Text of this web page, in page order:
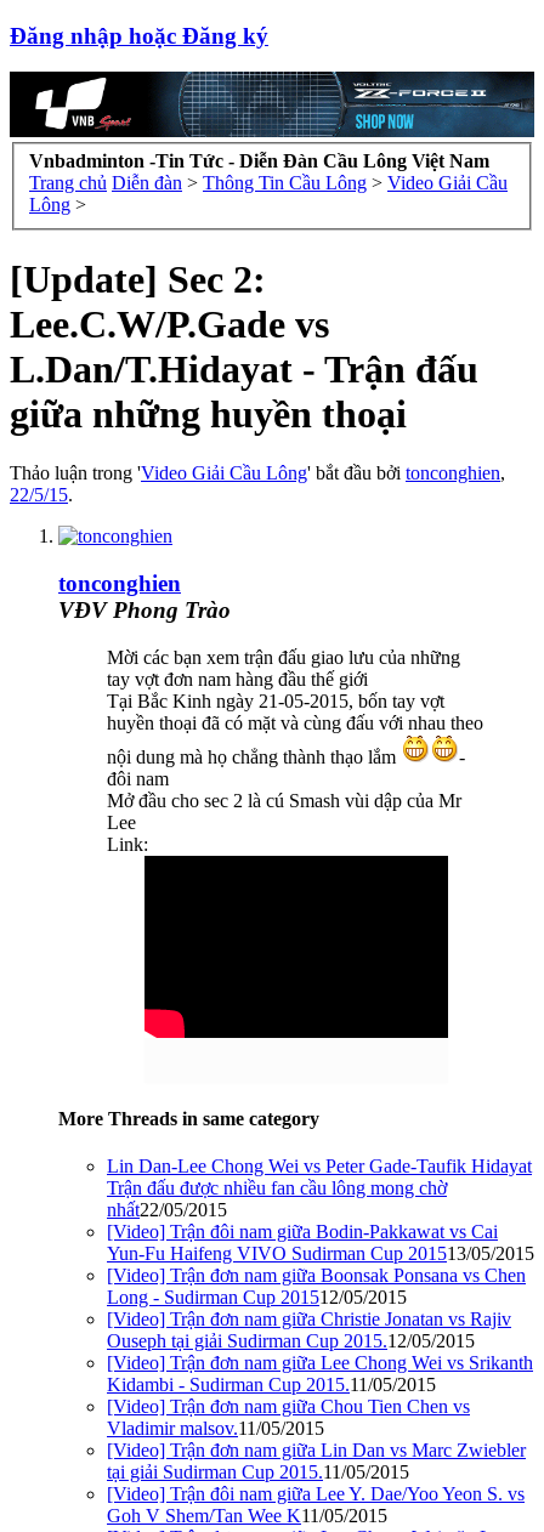
Đăng nhập hoặc Đăng ký
Vnbadminton -Tin Tức - Diễn Đàn Cầu Lông Việt Nam
Trang chủ Diễn đàn > Thông Tin Cầu Lông > Video Giải Cầu
Lông >
[Update] Sec 2:
Lee.C.W/P.Gade vs
L.Dan/T.Hidayat - Trận đấu
giữa những huyền thoại
Thảo luận trong 'Video Giải Cầu Lông' bắt đầu bởi tonconghien,
22/5/15.
tonconghien
VĐV Phong Trào
Mời các bạn xem trận đấu giao lưu của những
tay vợt đơn nam hàng đầu thế giới
Tại Bắc Kinh ngày 21-05-2015, bốn tay vợt
huyền thoại đã có mặt và cùng đấu với nhau theo
nội dung mà họ chẳng thành thạo lắm
-
đôi nam
Mở đầu cho sec 2 là cú Smash vùi dập của Mr
Lee
Link:
More Threads in same category
Lin Dan-Lee Chong Wei vs Peter Gade-Taufik Hidayat
Trận đấu được nhiều fan cầu lông mong chờ
nhất22/05/2015
[Video] Trận đôi nam giữa Bodin-Pakkawat vs Cai
Yun-Fu Haifeng VIVO Sudirman Cup 201513/05/2015
[Video] Trận đơn nam giữa Boonsak Ponsana vs Chen
Long - Sudirman Cup 201512/05/2015
[Video] Trận đơn nam giữa Christie Jonatan vs Rajiv
Ouseph tại giải Sudirman Cup 2015.12/05/2015
[Video] Trận đơn nam giữa Lee Chong Wei vs Srikanth
Kidambi - Sudirman Cup 2015.11/05/2015
[Video] Trận đơn nam giữa Chou Tien Chen vs
Vladimir malsov.11/05/2015
[Video] Trận đơn nam giữa Lin Dan vs Marc Zwiebler
tại giải Sudirman Cup 2015.11/05/2015
[Video] Trận đôi nam giữa Lee Y. Dae/Yoo Yeon S. vs
Goh V Shem/Tan Wee K11/05/2015